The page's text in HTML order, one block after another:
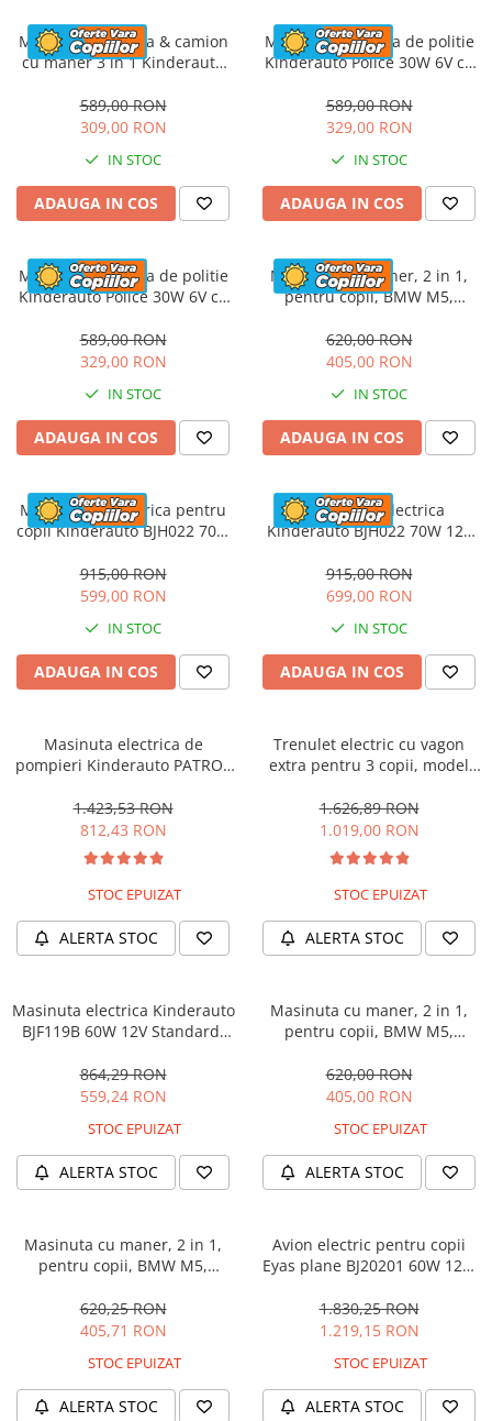
Masinuta electrica & camion
cu maner 3 in 1 Kinderauto
tapitat, music player
589,00 RON
309,00 RON
IN STOC
ADAUGA IN COS
Masinuta electrica de politie
Kinderauto Police 30W 6V cu
bluetooth, culoare Alb
589,00 RON
329,00 RON
IN STOC
ADAUGA IN COS
Masinuta electrica de politie
Kinderauto Police 30W 6V cu
bluetooth, culoare Rosu
589,00 RON
329,00 RON
IN STOC
ADAUGA IN COS
Masinuta cu maner, 2 in 1,
pentru copii, BMW M5,
620,00 RON
405,00 RON
IN STOC
ADAUGA IN COS
Motocicleta electrica pentru
copii Kinderauto BJH022 70W
915,00 RON
599,00 RON
IN STOC
ADAUGA IN COS
Motocicleta electrica
Kinderauto BJH022 70W 12V
culoare Rosie
915,00 RON
699,00 RON
IN STOC
ADAUGA IN COS
Masinuta electrica de
pompieri Kinderauto PATROL
1.423,53 RON
812,43 RON
STOC EPUIZAT
ALERTA STOC
Trenulet electric cu vagon
extra pentru 3 copii, model
music player, albastru
1.626,89 RON
1.019,00 RON
STOC EPUIZAT
ALERTA STOC
Masinuta electrica Kinderauto
BJF119B 60W 12V Standard,
864,29 RON
559,24 RON
STOC EPUIZAT
ALERTA STOC
Masinuta cu maner, 2 in 1,
pentru copii, BMW M5,
620,00 RON
405,00 RON
STOC EPUIZAT
ALERTA STOC
Masinuta cu maner, 2 in 1,
pentru copii, BMW M5,
620,25 RON
405,71 RON
STOC EPUIZAT
ALERTA STOC
Avion electric pentru copii
Eyas plane BJ20201 60W 12V,
1.830,25 RON
1.219,15 RON
STOC EPUIZAT
ALERTA STOC